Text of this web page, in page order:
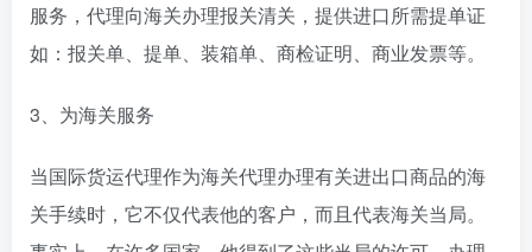
服务，代理向海关办理报关清关，提供进口所需提单证
如：报关单、提单、装箱单、商检证明、商业发票等。
3、为海关服务
当国际货运代理作为海关代理办理有关进出口商品的海
关手续时，它不仅代表他的客户，而且代表海关当局。